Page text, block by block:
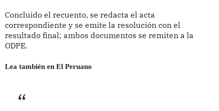
Concluido el recuento, se redacta el acta
correspondiente y se emite la resolución con el
resultado final; ambos documentos se remiten a la
ODPE.
Lea también en El Peruano